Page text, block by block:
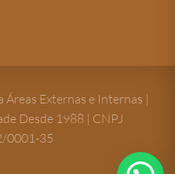
Externas e Internas |
Desde 1988 | CNPJ
0001-35